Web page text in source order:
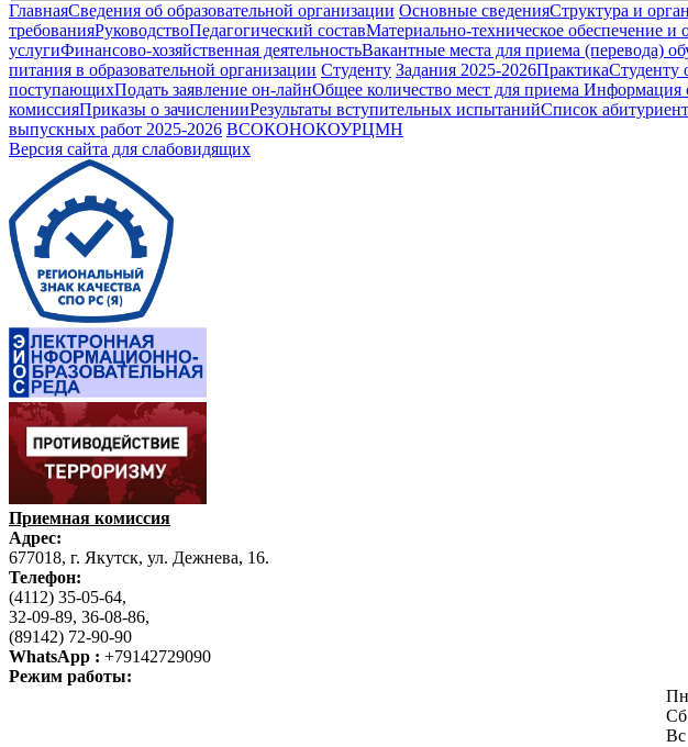
ГлавнаяСведения об образовательной организации Основные сведенияСтруктура и
требованияРуководствоПедагогический составМатериально-техническое обеспечение и
услугиФинансово-хозяйственная деятельностьВакантные места для приема (перевода)
питания в образовательной организации Студенту Задания 2025-2026ПрактикаСтуденту
поступающихПодать заявление он-лайнОбщее количество мест для приема Информация
комиссияПриказы о зачисленииРезультаты вступительных испытанийСписок
выпускных работ 2025-2026 ВСОКОНОКОУРЦМН
Версия сайта для слабовидящих
Приемная комиссия
Адрес:
677018, г. Якутск, ул. Дежнева, 16.
Телефон:
(4112) 35-05-64,
32-09-89, 36-08-86,
(89142) 72-90-90
WhatsApp : +79142729090
Режим работы:
Сб
Вс